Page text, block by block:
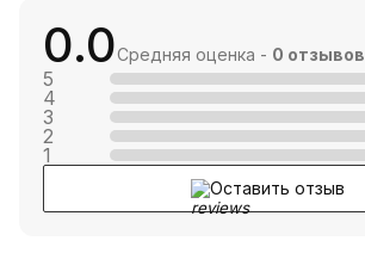
0.0Средняя оценка - 0 отзывов
5
4
3
2
1
Оставить отзыв